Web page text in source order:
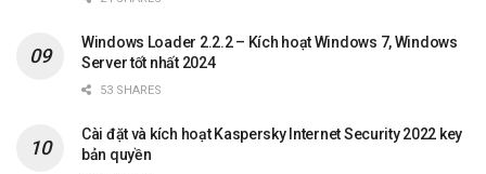
Windows Loader 2.2.2 – Kích hoạt Windows 7, Windows
Server tốt nhất 2024
53 SHARES
Cài đặt và kích hoạt Kaspersky Internet Security 2022 key
bản quyền